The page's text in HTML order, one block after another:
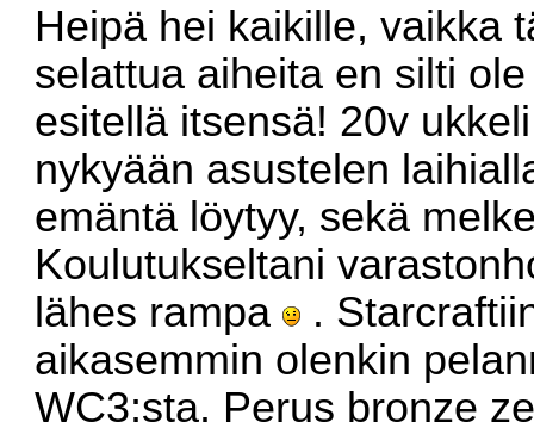
Heipä hei kaikille, vaikka
selattua aiheita en silti
esitellä itsensä! 20v
nykyään asustelen
emäntä löytyy, sekä
Koulutukseltani
lähes rampa
.
aikasemmin olenkin
WC3:sta. Perus bronze